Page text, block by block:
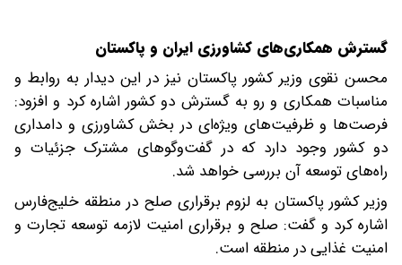
گسترش همکاری‌های کشاورزی ایران و پاکستان
محسن نقوی وزیر کشور پاکستان نیز در این دیدار به روابط و
مناسبات همکاری و رو به گسترش دو کشور اشاره کرد و افزود:
فرصت‌ها و ظرفیت‌های ویژه‌ای در بخش کشاورزی و دامداری
دو کشور وجود دارد که در گفت‌وگوهای مشترک جزئیات و
راه‌های توسعه آن بررسی خواهد شد.‌
وزیر کشور پاکستان به لزوم برقراری صلح در منطقه خلیج‌فارس
اشاره کرد و گفت: صلح و برقراری امنیت لازمه توسعه تجارت و
امنیت غذایی در منطقه است.